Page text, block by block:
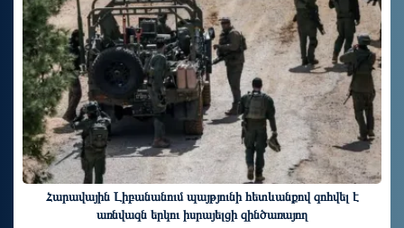
Հարավային Լիբանանում պայթյունի հետևանքով զոհվել է
առնվազն երկու իսրայելցի զինծառայող